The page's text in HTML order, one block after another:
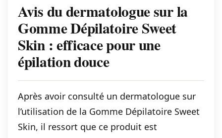
Avis du dermatologue sur la
Gomme Dépilatoire Sweet
Skin : efficace pour une
épilation douce
Après avoir consulté un dermatologue sur
l’utilisation de la Gomme Dépilatoire Sweet
Skin, il ressort que ce produit est